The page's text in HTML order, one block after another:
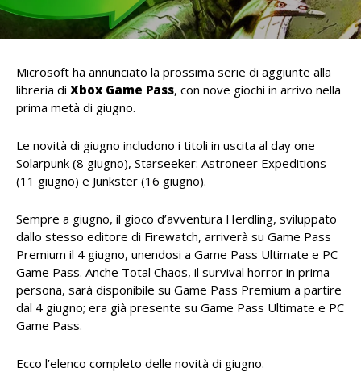
Microsoft ha annunciato la prossima serie di aggiunte alla
libreria di Xbox Game Pass, con nove giochi in arrivo nella
prima metà di giugno.
Le novità di giugno includono i titoli in uscita al day one
Solarpunk (8 giugno), Starseeker: Astroneer Expeditions
(11 giugno) e Junkster (16 giugno).
Sempre a giugno, il gioco d’avventura Herdling, sviluppato
dallo stesso editore di Firewatch, arriverà su Game Pass
Premium il 4 giugno, unendosi a Game Pass Ultimate e PC
Game Pass. Anche Total Chaos, il survival horror in prima
persona, sarà disponibile su Game Pass Premium a partire
dal 4 giugno; era già presente su Game Pass Ultimate e PC
Game Pass.
Ecco l’elenco completo delle novità di giugno.